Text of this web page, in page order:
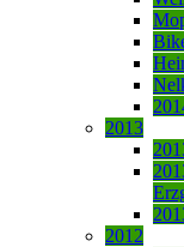
2013
2012